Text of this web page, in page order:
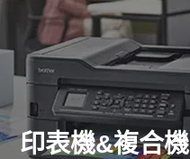
印表機&複合機